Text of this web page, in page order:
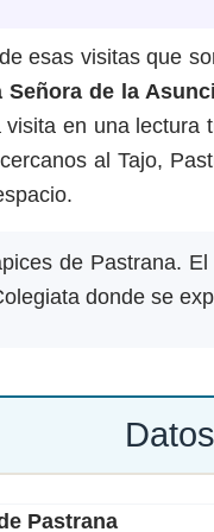
esas visitas que
Señora de la
en una lectura
al Tajo,
de Pastrana.
donde se
Pastrana